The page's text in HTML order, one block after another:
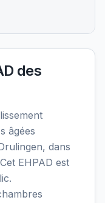
des
âgées
dans
EHPAD est